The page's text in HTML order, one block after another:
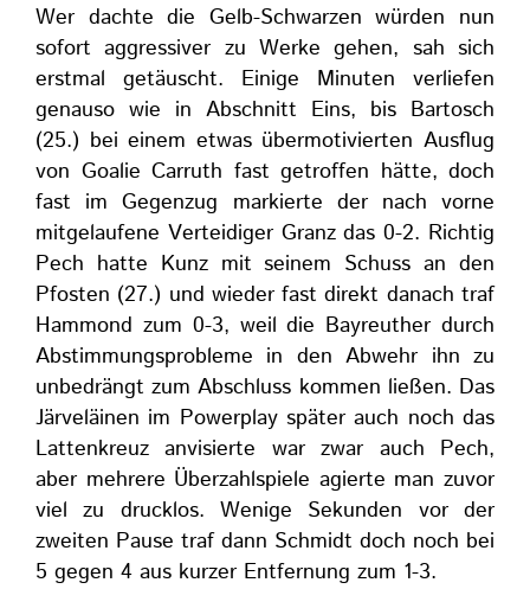
Wer dachte die Gelb-Schwarzen würden nun
sofort aggressiver zu Werke gehen, sah sich
erstmal getäuscht. Einige Minuten verliefen
genauso wie in Abschnitt Eins, bis Bartosch
(25.) bei einem etwas übermotivierten Ausflug
von Goalie Carruth fast getroffen hätte, doch
fast im Gegenzug markierte der nach vorne
mitgelaufene Verteidiger Granz das 0-2. Richtig
Pech hatte Kunz mit seinem Schuss an den
Pfosten (27.) und wieder fast direkt danach traf
Hammond zum 0-3, weil die Bayreuther durch
Abstimmungsprobleme in den Abwehr ihn zu
unbedrängt zum Abschluss kommen ließen. Das
Järveläinen im Powerplay später auch noch das
Lattenkreuz anvisierte war zwar auch Pech,
aber mehrere Überzahlspiele agierte man zuvor
viel zu drucklos. Wenige Sekunden vor der
zweiten Pause traf dann Schmidt doch noch bei
5 gegen 4 aus kurzer Entfernung zum 1-3.